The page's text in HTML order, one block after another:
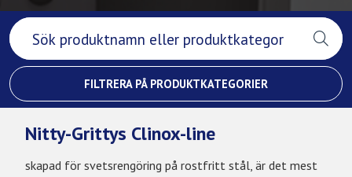
FILTRERA PÅ PRODUKTKATEGORIER
Nitty-Grittys Clinox-line
skapad för svetsrengöring på rostfritt stål, är det mest